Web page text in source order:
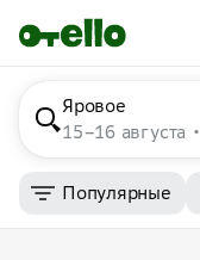
Яровое
15–16 августа
Популярные